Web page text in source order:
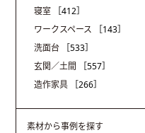
寝室
［412］
ワークスペース
［143］
洗面台
［533］
玄関／土間
［557］
造作家具
［266］
素材から事例を探す